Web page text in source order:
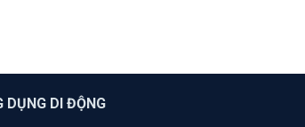
DỤNG DI ĐỘNG